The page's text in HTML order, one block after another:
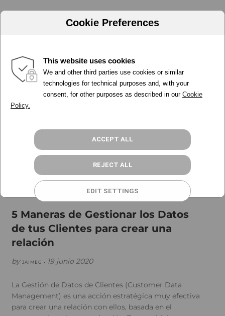
PORQUÉ ADA
HERRAMIENTAS
PRECIOS
RECURSOS
REGÍSTRATE GRATIS
comunicación con clientes
5 Maneras de Gestionar los Datos
de tus Clientes para crear una
relación
by JAIMEG • 19 junio 2020
La Gestión de Datos de Clientes (Customer Data
Management) es una acción estratégica muy efectiva
para crear una relación con ellos, basada en el
Cookie Preferences
This website uses cookies
We and other third parties use cookies or similar
technologies for technical purposes and, with your
consent, for other purposes as described in our Cookie
Policy.
ACCEPT ALL
REJECT ALL
EDIT SETTINGS